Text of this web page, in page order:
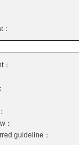
：
guideline：